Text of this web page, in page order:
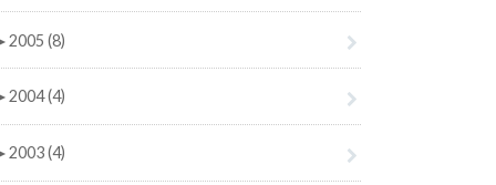
2005 (8)
2004 (4)
2003 (4)